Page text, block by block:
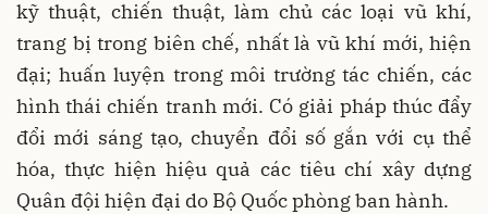
kỹ thuật, chiến thuật, làm chủ các loại vũ khí,
trang bị trong biên chế, nhất là vũ khí mới, hiện
đại; huấn luyện trong môi trường tác chiến, các
hình thái chiến tranh mới. Có giải pháp thúc đẩy
đổi mới sáng tạo, chuyển đổi số gắn với cụ thể
hóa, thực hiện hiệu quả các tiêu chí xây dựng
Quân đội hiện đại do Bộ Quốc phòng ban hành.